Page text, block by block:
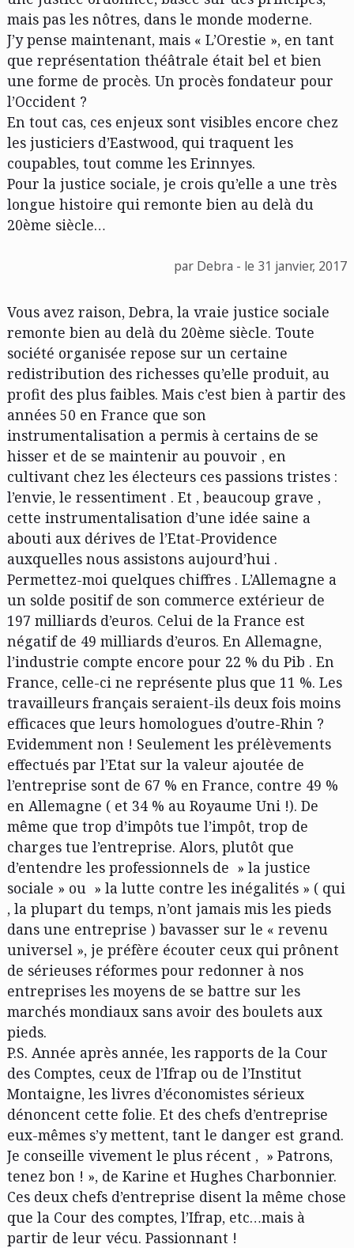
mais pas les nôtres, dans le monde moderne.
J’y pense maintenant, mais « L’Orestie », en tant
que représentation théâtrale était bel et bien
une forme de procès. Un procès fondateur pour
l’Occident ?
En tout cas, ces enjeux sont visibles encore chez
les justiciers d’Eastwood, qui traquent les
coupables, tout comme les Erinnyes.
Pour la justice sociale, je crois qu’elle a une très
longue histoire qui remonte bien au delà du
20ème siècle…
par Debra - le 31 janvier, 2017
Vous avez raison, Debra, la vraie justice sociale
remonte bien au delà du 20ème siècle. Toute
société organisée repose sur un certaine
redistribution des richesses qu’elle produit, au
profit des plus faibles. Mais c’est bien à partir des
années 50 en France que son
instrumentalisation a permis à certains de se
hisser et de se maintenir au pouvoir , en
cultivant chez les électeurs ces passions tristes :
l’envie, le ressentiment . Et , beaucoup grave ,
cette instrumentalisation d’une idée saine a
abouti aux dérives de l’Etat-Providence
auxquelles nous assistons aujourd’hui .
Permettez-moi quelques chiffres . L’Allemagne a
un solde positif de son commerce extérieur de
197 milliards d’euros. Celui de la France est
négatif de 49 milliards d’euros. En Allemagne,
l’industrie compte encore pour 22 % du Pib . En
France, celle-ci ne représente plus que 11 %. Les
travailleurs français seraient-ils deux fois moins
efficaces que leurs homologues d’outre-Rhin ?
Evidemment non ! Seulement les prélèvements
effectués par l’Etat sur la valeur ajoutée de
l’entreprise sont de 67 % en France, contre 49 %
en Allemagne ( et 34 % au Royaume Uni !). De
même que trop d’impôts tue l’impôt, trop de
charges tue l’entreprise. Alors, plutôt que
d’entendre les professionnels de » la justice
sociale » ou » la lutte contre les inégalités » ( qui
, la plupart du temps, n’ont jamais mis les pieds
dans une entreprise ) bavasser sur le « revenu
universel », je préfère écouter ceux qui prônent
de sérieuses réformes pour redonner à nos
entreprises les moyens de se battre sur les
marchés mondiaux sans avoir des boulets aux
pieds.
P.S. Année après année, les rapports de la Cour
des Comptes, ceux de l’Ifrap ou de l’Institut
Montaigne, les livres d’économistes sérieux
dénoncent cette folie. Et des chefs d’entreprise
eux-mêmes s’y mettent, tant le danger est grand.
Je conseille vivement le plus récent , » Patrons,
tenez bon ! », de Karine et Hughes Charbonnier.
Ces deux chefs d’entreprise disent la même chose
que la Cour des comptes, l’Ifrap, etc…mais à
partir de leur vécu. Passionnant !